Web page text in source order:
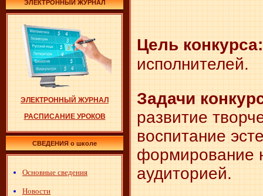
ЭЛЕКТРОННЫЙ ЖУРНАЛ
ЭЛЕКТРОННЫЙ ЖУРНАЛ
РАСПИСАНИЕ УРОКОВ
СВЕДЕНИЯ о школе
Основные сведения
Новости
Цель конкурса:
исполнителей.
Задачи
развитие
воспитание
формирование
аудиторией.